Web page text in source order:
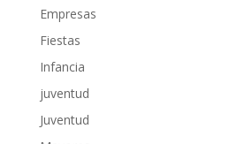
Empresas
Fiestas
Infancia
juventud
Juventud